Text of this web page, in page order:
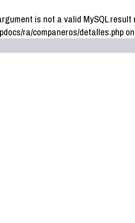
is not a valid MySQL result
ra/companeros/detalles.php